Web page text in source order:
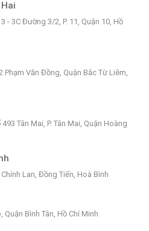
- 3C Đường 3/2, P. 11, Quận 10, Hồ
Phạm Văn Đồng, Quận Bắc Từ Liêm,
Tân Mai, P. Tân Mai, Quận Hoàng
Lan, Đồng Tiến, Hoà Bình
Quận Bình Tân, Hồ Chí Minh